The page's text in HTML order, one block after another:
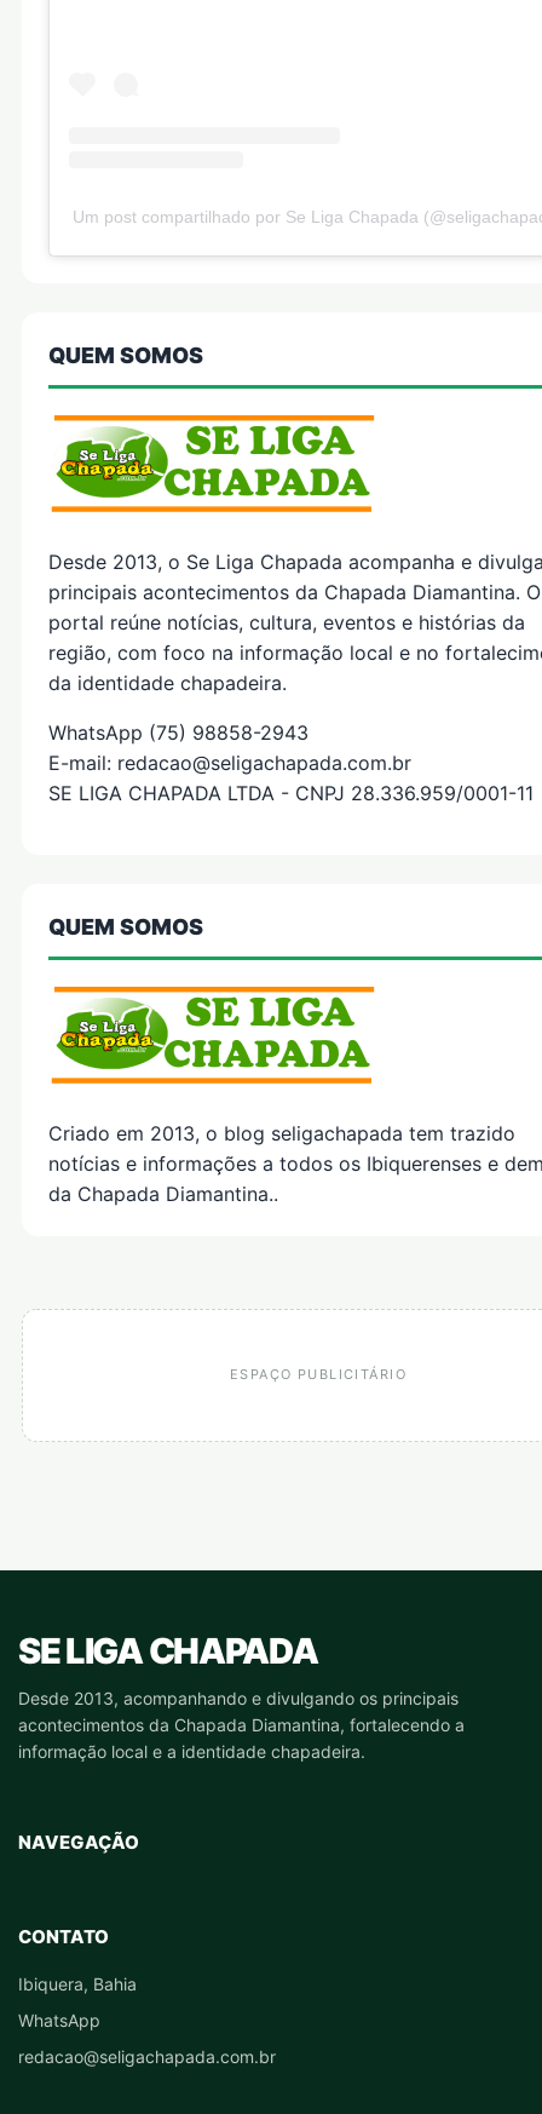
Um post compartilhado por Se Liga Chapada
QUEM SOMOS
Desde 2013, o Se Liga Chapada acompanha e
principais acontecimentos da Chapada Diamantina. O
portal reúne notícias, cultura, eventos e histórias da
região, com foco na informação local e no
da identidade chapadeira.
WhatsApp (75) 98858-2943
E-mail: redacao@seligachapada.com.br
SE LIGA CHAPADA LTDA - CNPJ 28.336.959/0001-11
QUEM SOMOS
Criado em 2013, o blog seligachapada tem trazido
notícias e informações a todos os Ibiquerenses e
da Chapada Diamantina..
ESPAÇO PUBLICITÁRIO
SE LIGA CHAPADA
Desde 2013, acompanhando e divulgando os principais
acontecimentos da Chapada Diamantina, fortalecendo a
informação local e a identidade chapadeira.
NAVEGAÇÃO
CONTATO
Ibiquera, Bahia
WhatsApp
redacao@seligachapada.com.br